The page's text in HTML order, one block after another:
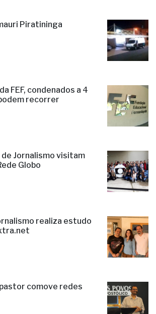
Piratininga
FEF, condenados a 4
recorrer
Jornalismo visitam
Globo
realiza estudo
comove redes